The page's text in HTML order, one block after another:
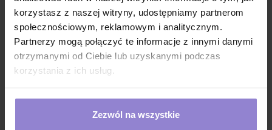
korzystasz z naszej witryny, udostępniamy partnerom
społecznościowym, reklamowym i analitycznym.
Partnerzy mogą połączyć te informacje z innymi danymi
otrzymanymi od Ciebie lub uzyskanymi podczas
korzystania z ich usług.
Zezwól na wszystkie
ratownictwo
oddziały ratunkowe SOR
szpitale i przychodnie lekarskie
element zestawów zabiegowych
izby przyjęć
delikatne nacięcia w chirurgii plastycznej twarzy